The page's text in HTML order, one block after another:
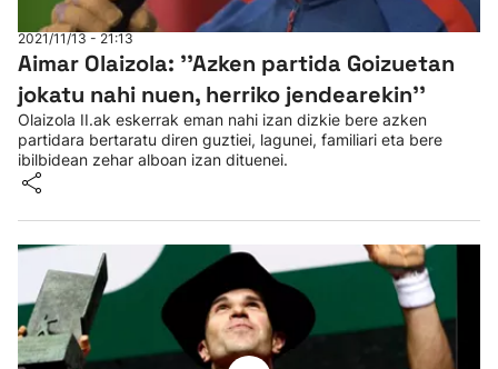
2021/11/13 - 21:13
Aimar Olaizola: ''Azken partida Goizuetan
jokatu nahi nuen, herriko jendearekin''
Olaizola II.ak eskerrak eman nahi izan dizkie bere azken
partidara bertaratu diren guztiei, lagunei, familiari eta bere
ibilbidean zehar alboan izan dituenei.